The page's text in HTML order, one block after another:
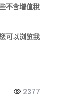
不含增值稅
可以浏览我
2377